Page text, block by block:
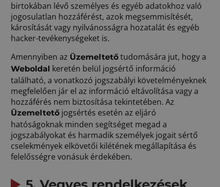
birtokában lévő személyes és egyéb adatokhoz való
jogosulatlan hozzáférést, azok megsemmisítését,
károsítását vagy nyilvánosságra hozatalát és egyéb
hacker-tevékenységeket is.
Amennyiben az Üzemeltető tudomására jut, hogy a
Weboldal keretén belül jogsértő információ
található, a vonatkozó jogszabályi követelményeknek
megfelelően jár el az információ eltávolítása vagy a
hozzáférés nem biztosítása tekintetében. Az
Üzemeltető jogsértés esetén az eljáró
hatóságoknak minden segítséget megad a
jogszabályokat és harmadik személyek jogait sértő
cselekmények elkövetői kilétének megállapítása és
felelősségre vonásuk érdekében.